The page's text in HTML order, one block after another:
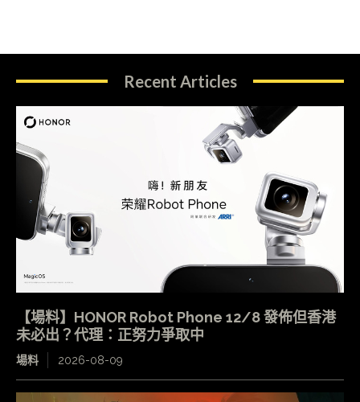
Recent Articles
【場料】HONOR Robot Phone 12/8 發佈但香港
未必出？代理：正努力爭取中
場料 2026-08-09